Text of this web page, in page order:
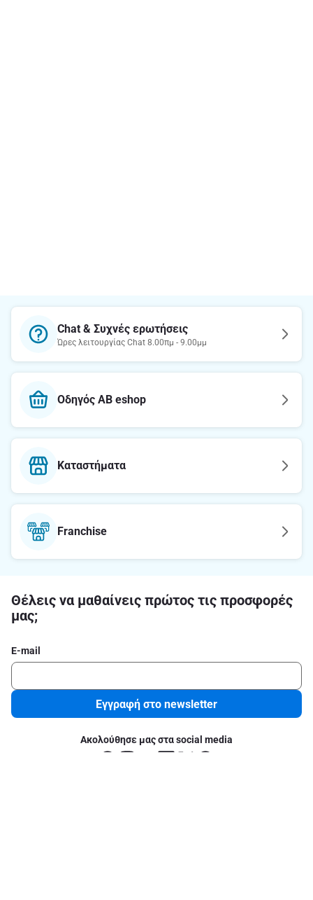
Chat & Συχνές ερωτήσεις
Ώρες λειτουργίας Chat 8.00πμ - 9.00μμ
Οδηγός AB eshop
Καταστήματα
Franchise
Θέλεις να μαθαίνεις πρώτος τις προσφορές
μας;
E-mail
Εγγραφή στο newsletter
Ακολούθησε μας στα social media